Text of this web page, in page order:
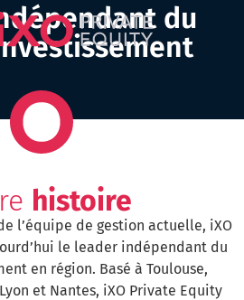
du
histoire
l’équipe de gestion actuelle, iXO
le leader indépendant du
en région. Basé à Toulouse,
et Nantes, iXO Private Equity